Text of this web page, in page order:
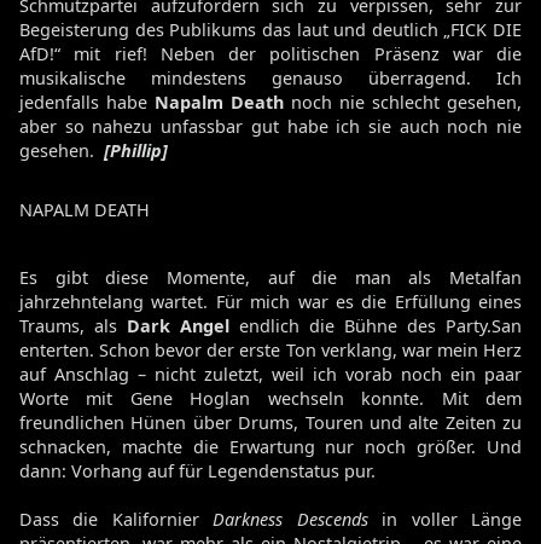
Schmutzpartei aufzufordern sich zu verpissen, sehr zur
Begeisterung des Publikums das laut und deutlich „FICK DIE
AfD!“ mit rief! Neben der politischen Präsenz war die
musikalische mindestens genauso überragend. Ich
jedenfalls habe Napalm Death noch nie schlecht gesehen,
aber so nahezu unfassbar gut habe ich sie auch noch nie
gesehen. [Phillip]
NAPALM DEATH
Es gibt diese Momente, auf die man als Metalfan
jahrzehntelang wartet. Für mich war es die Erfüllung eines
Traums, als Dark Angel endlich die Bühne des Party.San
enterten. Schon bevor der erste Ton verklang, war mein Herz
auf Anschlag – nicht zuletzt, weil ich vorab noch ein paar
Worte mit Gene Hoglan wechseln konnte. Mit dem
freundlichen Hünen über Drums, Touren und alte Zeiten zu
schnacken, machte die Erwartung nur noch größer. Und
dann: Vorhang auf für Legendenstatus pur.
Dass die KalifornierDarkness Descendsin voller Länge